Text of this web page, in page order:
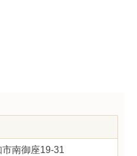
南御座19-31